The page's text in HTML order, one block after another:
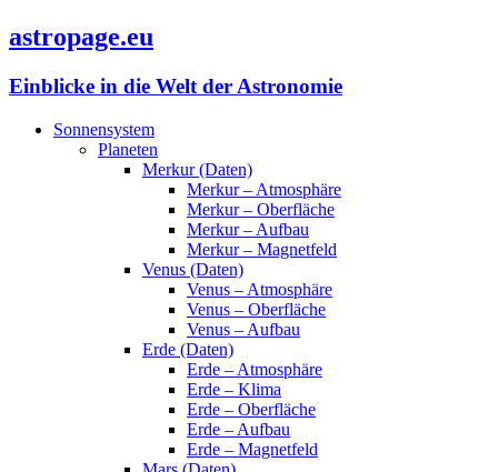
astropage.eu
Einblicke in die Welt der Astronomie
Sonnensystem
Planeten
Merkur (Daten)
Merkur – Atmosphäre
Merkur – Oberfläche
Merkur – Aufbau
Merkur – Magnetfeld
Venus (Daten)
Venus – Atmosphäre
Venus – Oberfläche
Venus – Aufbau
Erde (Daten)
Erde – Atmosphäre
Erde – Klima
Erde – Oberfläche
Erde – Aufbau
Erde – Magnetfeld